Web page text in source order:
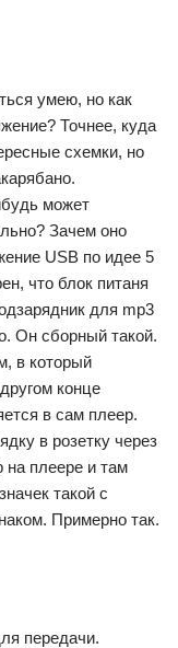
умею, но как
Точнее, куда
схемки, но
может
Зачем оно
USB по идее 5
что блок питаня
для mp3
Он сборный такой.
в который
конце
в сам плеер.
в розетку через
на плеере и там
такой с
Примерно так.
передачи.